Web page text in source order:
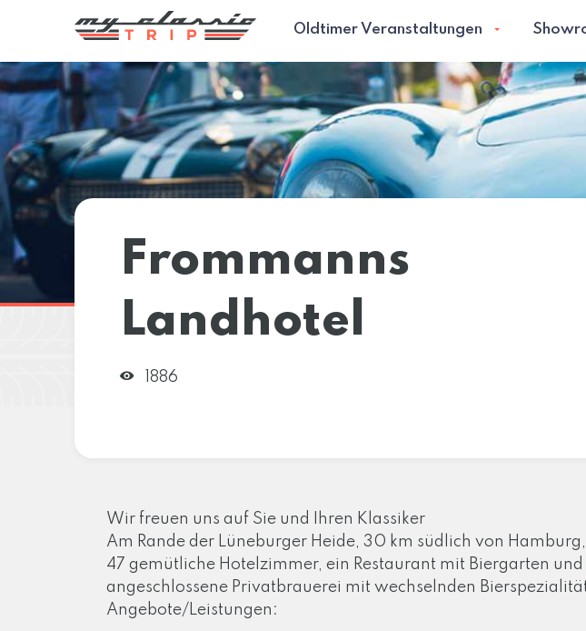
Oldtimer Veranstaltungen
Frommanns
Landhotel
1886
Wir freuen uns auf Sie und Ihren Klassiker
Am Rande der Lüneburger Heide, 30 km südlich von
47 gemütliche Hotelzimmer, ein Restaurant mit Biergarten
angeschlossene Privatbrauerei mit wechselnden
Angebote/Leistungen: